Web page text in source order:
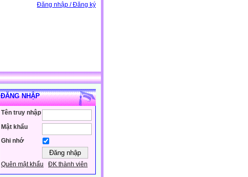
Đăng nhập / Đăng ký
ĐĂNG NHẬP
Tên truy nhập
Mật khẩu
Ghi nhớ
Quên mật khẩu ĐK thành viên